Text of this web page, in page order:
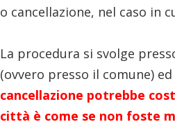
o cancellazione, nel caso in
La procedura si svolge
(ovvero presso il comune)
cancellazione potrebbe
città è come se non foste